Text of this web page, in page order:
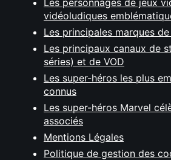
Les personnages de jeux
vidéoludiques
Les principales marques
Les principaux canaux de
séries) et de VOD
Les super-héros les plus
connus
Les super-héros Marvel
associés
Mentions Légales
Politique de gestion des